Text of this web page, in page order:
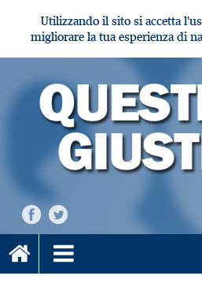
Utilizzando il sito si accetta
migliorare la tua esperienza di